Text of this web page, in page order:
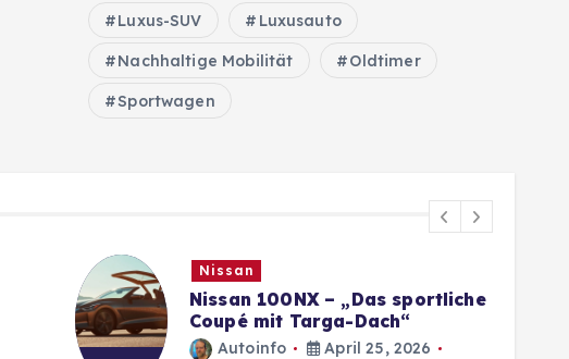
Luxus-SUV Luxusauto
Nachhaltige Mobilität Oldtimer
Sportwagen
Nissan
Nissan 100NX – „Das sportliche
Coupé mit Targa-Dach“
Autoinfo
April 25, 2026